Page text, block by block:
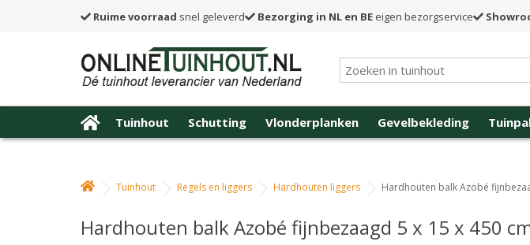
Ruime voorraad snel geleverd Bezorging in NL en BE eigen bezorgservice
Tuinhout Schutting Vlonderplanken Gevelbekleding
Tuinhout Regels en liggers Hardhouten liggers Hardhouten balk Azobé
Hardhouten balk Azobé fijnbezaagd 5 x 15 x 450